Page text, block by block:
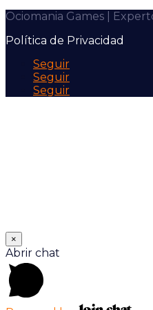
Ociomania Games |
Política de Privacidad
Seguir
Seguir
Seguir
×
Abrir chat